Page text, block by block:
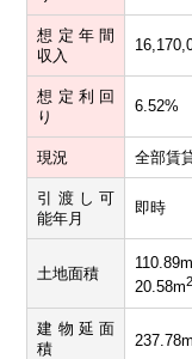
想定年間
収入
想定利回
り
6.52%
現況 全部賃
引渡し可
能年月
即時
土地面積
20.58m2
建物延面
積